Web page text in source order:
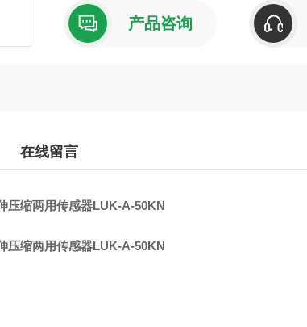
产品咨询
在线留言
压缩两用传感器LUK-A-50KN
压缩两用传感器LUK-A-50KN